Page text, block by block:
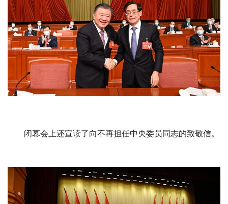
闭幕会上还宣读了向不再担任中央委员同志的致敬信。